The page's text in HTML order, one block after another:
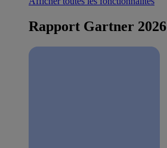
Rapport Gartner 2026